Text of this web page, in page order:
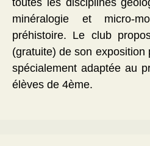
toutes les disciplines
minéralogie et micro-
préhistoire. Le club
(gratuite) de son exposition
spécialement adaptée au
élèves de 4ème.